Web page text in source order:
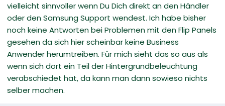
vielleicht sinnvoller wenn Du Dich direkt an den Händler
oder den Samsung Support wendest. Ich habe bisher
noch keine Antworten bei Problemen mit den Flip Panels
gesehen da sich hier scheinbar keine Business
Anwender herumtreiben. Für mich sieht das so aus als
wenn sich dort ein Teil der Hintergrundbeleuchtung
verabschiedet hat, da kann man dann sowieso nichts
selber machen.